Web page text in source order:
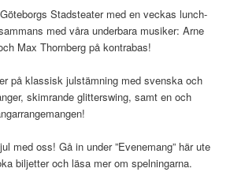
Stadsteater med en veckas lunch-
med våra underbara musiker: Arne
Max Thornberg på kontrabas!
på klassisk julstämning med svenska och
skimrande glitterswing, samt en och
med oss! Gå in under ”Evenemang” här ute
biljetter och läsa mer om spelningarna.